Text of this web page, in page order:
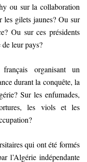
ou sur la collaboration
les gilets jaunes? Ou sur
Ou sur ces présidents
leur pays?
organisant un
durant la conquête, la
Sur les enfumades,
les viols et les
qui ont été formés
l’Algérie indépendante